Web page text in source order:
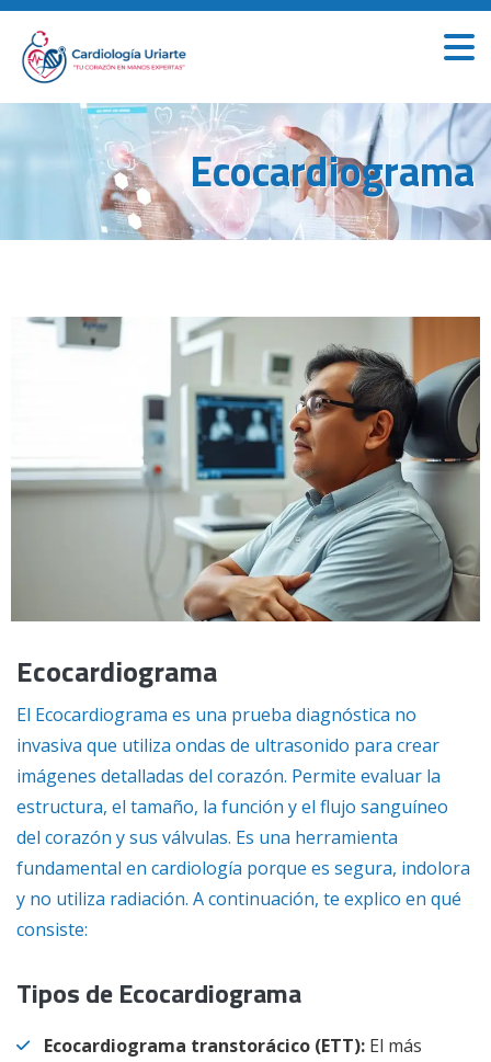
Ecocardiograma
Ecocardiograma
El Ecocardiograma es una prueba diagnóstica no
invasiva que utiliza ondas de ultrasonido para crear
imágenes detalladas del corazón. Permite evaluar la
estructura, el tamaño, la función y el flujo sanguíneo
del corazón y sus válvulas. Es una herramienta
fundamental en cardiología porque es segura, indolora
y no utiliza radiación. A continuación, te explico en qué
consiste:
Tipos de Ecocardiograma
Ecocardiograma transtorácico (ETT): El más